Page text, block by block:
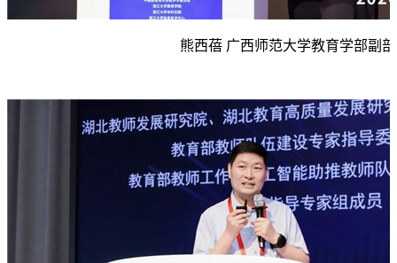
熊西蓓 广西师范大学教育学部副